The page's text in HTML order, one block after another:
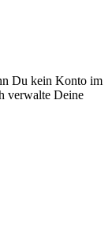
Du kein Konto im
verwalte Deine